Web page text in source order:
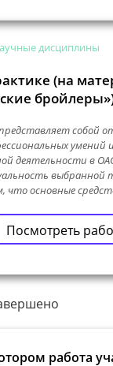
дисциплины
(на
собой
умений
деятельности в
выбранной
что основные
Посмотреть
работа